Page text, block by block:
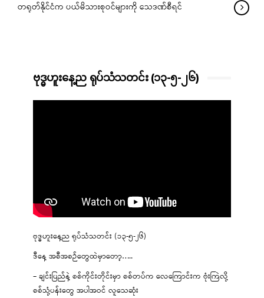
တရုတ်နိုင်ငံက ပယ်မိသားစုဝင်များကို သေဒဏ်စီရင်
ဗုဒ္ဓဟူးနေ့ည ရုပ်သံသတင်း (၁၃-၅-၂၆)
ဗုဒ္ဓဟူးနေ့ည ရုပ်သံသတင်း (၁၃-၅-၂၆)
ဒီနေ့ အစီအစဉ်တွေထဲမှာတော့…..
– ချင်းပြည်နဲ့ စစ်ကိုင်းတိုင်းမှာ စစ်တပ်က လေကြောင်းက ဗုံးကြဲလို့
စစ်သုံ့ပန်းတွေ အပါအဝင် လူသေဆုံး